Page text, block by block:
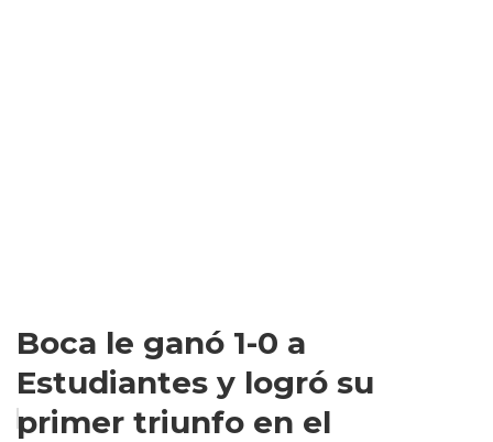
Boca le ganó 1-0 a
Estudiantes y logró su
primer triunfo en el